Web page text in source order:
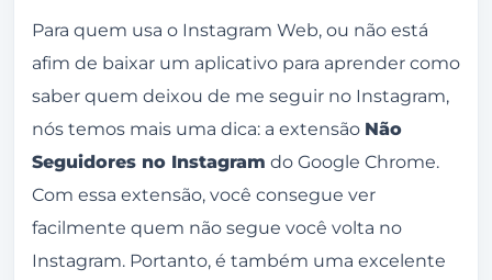
Para quem usa o Instagram Web, ou não está
afim de baixar um aplicativo para aprender como
saber quem deixou de me seguir no Instagram,
nós temos mais uma dica: a extensão Não
Seguidores no Instagram do Google Chrome.
Com essa extensão, você consegue ver
facilmente quem não segue você volta no
Instagram. Portanto, é também uma excelente